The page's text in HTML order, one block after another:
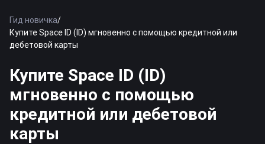
Гид новичка/
Купите Space ID (ID) мгновенно с помощью кредитной или
дебетовой карты
Купите Space ID (ID)
мгновенно с помощью
кредитной или дебетовой
карты